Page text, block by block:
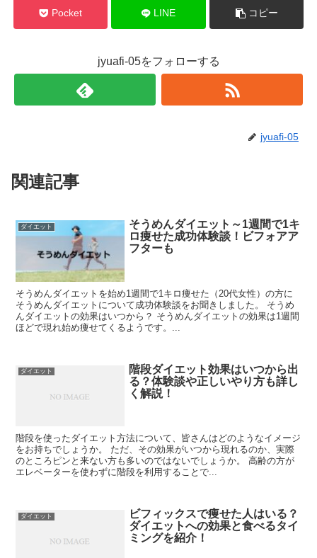
Pocket LINE コピー
jyuafi-05をフォローする
jyuafi-05
関連記事
ダイエット
そうめんダイエット～1週間で1キ
ロ痩せた成功体験談！ビフォアア
フターも
そうめんダイエットを始め1週間で1キロ痩せた（20代女性）の方に
そうめんダイエットについて成功体験談をお聞きしました。 そうめ
んダイエットの効果はいつから？ そうめんダイエットの効果は1週間
ほどで現れ始め痩せてくるようです。...
ダイエット
階段ダイエット効果はいつから出
る？体験談や正しいやり方も詳し
く解説！
階段を使ったダイエット方法について、皆さんはどのようなイメージ
をお持ちでしょうか。 ただ、その効果がいつから現れるのか、実際
のところピンと来ない方も多いのではないでしょうか。 高齢の方が
エレベーターを使わずに階段を利用することで...
ダイエット
ビフィックスで痩せた人はいる？
ダイエットへの効果と食べるタイ
ミングを紹介！